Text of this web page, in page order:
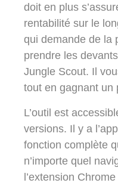
doit en plus
rentabilité sur le
qui demande de la
prendre les
Jungle Scout. Il
tout en gagnant un
L’outil est
versions. Il y a
fonction complète
n’importe quel
l’extension